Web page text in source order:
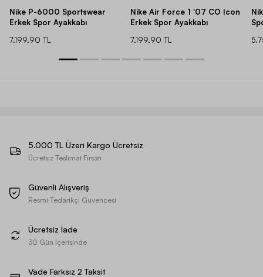
Nike P-6000 Sportswear
Erkek Spor Ayakkabı
7.199,90 TL
Nike Air Force 1 '07 CO Icon
Erkek Spor Ayakkabı
7.199,90 TL
5.000 TL Üzeri Kargo Ücretsiz
Ücretsiz Teslimat Fırsatı
Güvenli Alışveriş
Resmi Tedarikçi Güvencesi
Ücretsiz İade
30 Gün İçerisinde
Vade Farksız 2 Taksit